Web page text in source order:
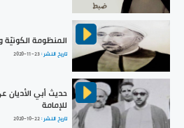
المنظومة الكونيّة
تاريخ النشر :2020-11-23
حديث أبي الأديان
للإمامة
تاريخ النشر :2020-10-22